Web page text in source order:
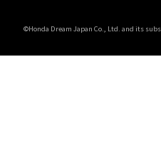
©Honda Dream Japan Co., Ltd. and its